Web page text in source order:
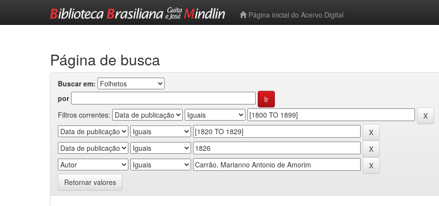
Página inicial do Acervo Digital
Página de busca
Buscar em:
por
Filtros correntes:
Retornar valores